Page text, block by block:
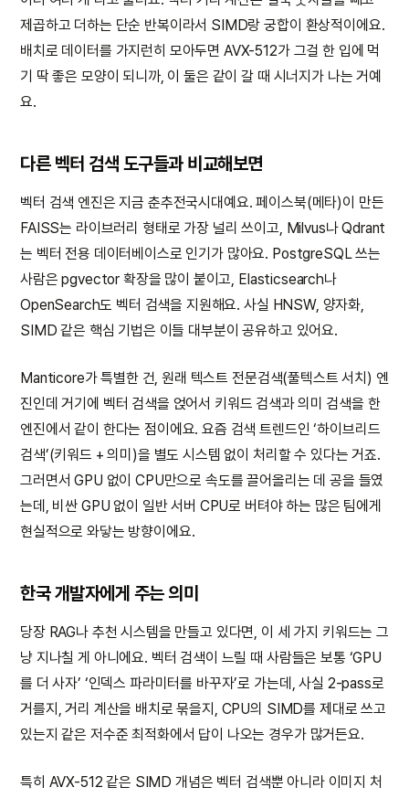
제곱하고 더하는 단순 반복이라서 SIMD랑 궁합이 환상적이에요.
배치로 데이터를 가지런히 모아두면 AVX-512가 그걸 한 입에 먹
기 딱 좋은 모양이 되니까, 이 둘은 같이 갈 때 시너지가 나는 거예
요.
다른 벡터 검색 도구들과 비교해보면
벡터 검색 엔진은 지금 춘추전국시대예요. 페이스북(메타)이 만든
FAISS는 라이브러리 형태로 가장 널리 쓰이고, Milvus나 Qdrant
는 벡터 전용 데이터베이스로 인기가 많아요. PostgreSQL 쓰는
사람은 pgvector 확장을 많이 붙이고, Elasticsearch나
OpenSearch도 벡터 검색을 지원해요. 사실 HNSW, 양자화,
SIMD 같은 핵심 기법은 이들 대부분이 공유하고 있어요.
Manticore가 특별한 건, 원래 텍스트 전문검색(풀텍스트 서치) 엔
진인데 거기에 벡터 검색을 얹어서 키워드 검색과 의미 검색을 한
엔진에서 같이 한다는 점이에요. 요즘 검색 트렌드인 ‘하이브리드
검색’(키워드 + 의미)을 별도 시스템 없이 처리할 수 있다는 거죠.
그러면서 GPU 없이 CPU만으로 속도를 끌어올리는 데 공을 들였
는데, 비싼 GPU 없이 일반 서버 CPU로 버텨야 하는 많은 팀에게
현실적으로 와닿는 방향이에요.
한국 개발자에게 주는 의미
당장 RAG나 추천 시스템을 만들고 있다면, 이 세 가지 키워드는 그
냥 지나칠 게 아니에요. 벡터 검색이 느릴 때 사람들은 보통 ‘GPU
를 더 사자’ ‘인덱스 파라미터를 바꾸자’로 가는데, 사실 2-pass로
거를지, 거리 계산을 배치로 묶을지, CPU의 SIMD를 제대로 쓰고
있는지 같은 저수준 최적화에서 답이 나오는 경우가 많거든요.
특히 AVX-512 같은 SIMD 개념은 벡터 검색뿐 아니라 이미지 처